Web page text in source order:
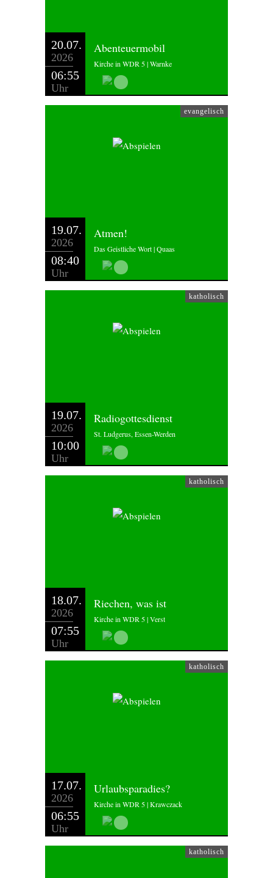
20.07.
2026
06:55
Uhr
Abenteuermobil
Kirche in WDR 5 | Warnke
evangelisch
19.07.
2026
08:40
Uhr
Atmen!
Das Geistliche Wort | Quaas
katholisch
19.07.
2026
10:00
Uhr
Radiogottesdienst
St. Ludgerus, Essen-Werden
katholisch
18.07.
2026
07:55
Uhr
Riechen, was ist
Kirche in WDR 5 | Verst
katholisch
17.07.
2026
06:55
Uhr
Urlaubsparadies?
Kirche in WDR 5 | Krawczack
katholisch